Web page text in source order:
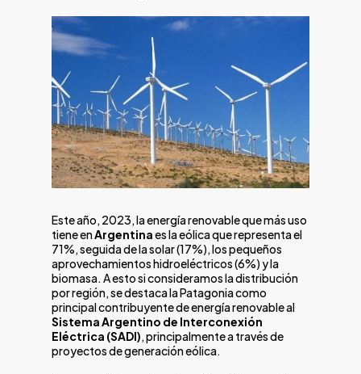
Este año, 2023, la energía renovable que más uso
tiene enArgentinaes la eólica que representa el
71%, seguida de la solar (17%), los pequeños
aprovechamientos hidroeléctricos (6%) y la
biomasa. A esto si consideramos la distribución
por región, se destaca la Patagonia como
principal contribuyente de energía renovable al
Sistema Argentino de Interconexión
Eléctrica (SADI), principalmente a través de
proyectos de generación eólica.